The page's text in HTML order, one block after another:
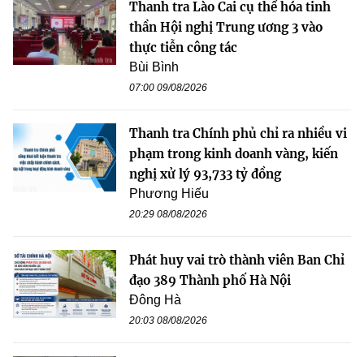
Thanh tra Lào Cai cụ thể hóa tinh
thần Hội nghị Trung ương 3 vào
thực tiễn công tác
Bùi Bình
07:00 09/08/2026
Thanh tra Chính phủ chỉ ra nhiều vi
phạm trong kinh doanh vàng, kiến
nghị xử lý 93,733 tỷ đồng
Phương Hiếu
20:29 08/08/2026
Phát huy vai trò thành viên Ban Chỉ
đạo 389 Thành phố Hà Nội
Đông Hà
20:03 08/08/2026